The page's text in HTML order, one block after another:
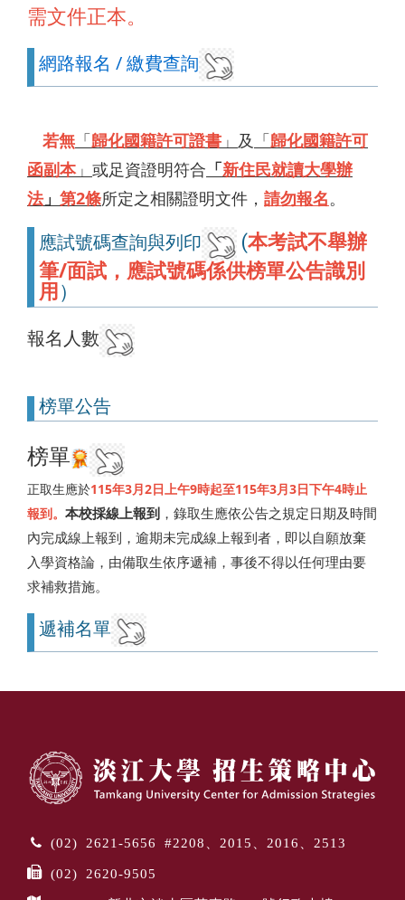
需文件正本。
網路報名 / 繳費查詢
若無 「歸化國籍許可證書 」 及 「歸化國籍許可
函副本」 或足資證明符合 「新住民就讀大學辦
法」 第2條所定之相關證明文件， 請勿報名。
應試號碼查詢與列印 (本考試不舉辦
筆/面試，應試號碼係供榜單公告識別
用）
報名人數
榜單公告
榜單
正取生應於115年3月2日上午9時起至115年3月3日下午4時止
報到。 本校採線上報到 ，錄取生應依公告之規定日期及時間
內完成線上報到，逾期未完成線上報到者，即以自願放棄
入學資格論，由備取生依序遞補，事後不得以任何理由要
求補救措施。
遞補名單
(02) 2621-5656 #2208、2015、2016、2513
(02) 2620-9505